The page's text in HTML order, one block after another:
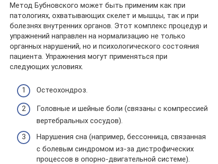
Метод Бубновского может быть применим как при
патологиях, охватывающих скелет и мышцы, так и при
болезнях внутренних органов. Этот комплекс процедур и
упражнений направлен на нормализацию не только
органных нарушений, но и психологического состояния
пациента. Упражнения могут применяться при
следующих условиях.
Остеохондроз.
Головные и шейные боли (связаны с компрессией
вертебральных сосудов).
Нарушения сна (например, бессонница, связанная
с болевым синдромом из-за дистрофических
процессов в опорно-двигательной системе).